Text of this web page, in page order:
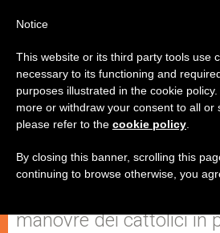
Il mondo
cattolico si muove
manovre dei cattolici in
Notice
This website or its third party tools use
necessary to its functioning and
purposes illustrated in the cookie
more or withdraw your consent to all or
please refer to the cookie policy
By closing this banner, scrolling this
continuing to browse otherwise, you